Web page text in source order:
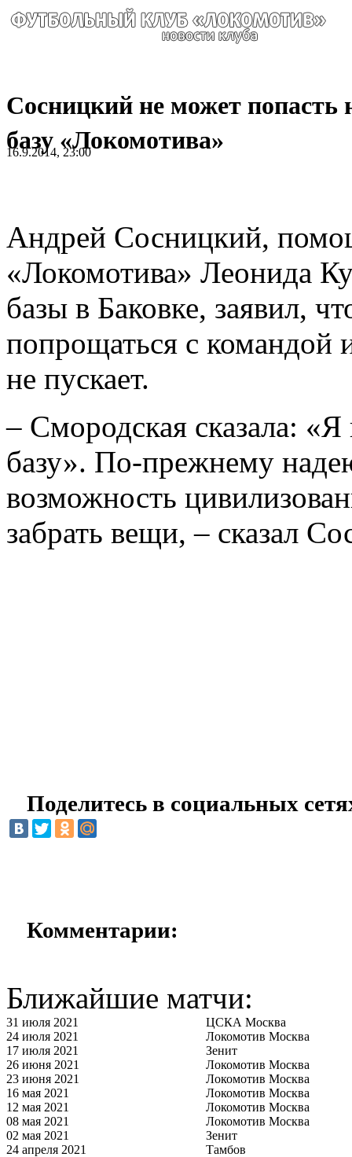
Сосницкий не может попасть
базу «Локомотива»
16.9.2014, 23:00
Андрей Сосницкий,
«Локомотива» Леонида
базы в Баковке, заявил,
попрощаться с командой
не пускает.
– Смородская сказала:
базу». По-прежнему
возможность
забрать вещи, – сказал
Поделитесь в социальных
Комментарии:
Ближайшие матчи:
31 июля 2021
ЦСКА Москва
24 июля 2021
Локомотив Москва
17 июля 2021
Зенит
26 июня 2021
Локомотив Москва
23 июня 2021
Локомотив Москва
16 мая 2021
Локомотив Москва
12 мая 2021
Локомотив Москва
08 мая 2021
Локомотив Москва
02 мая 2021
Зенит
24 апреля 2021
Тамбов